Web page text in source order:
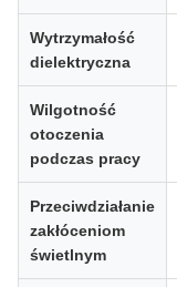
Wytrzymałość
dielektryczna
Wilgotność
otoczenia
podczas pracy
Przeciwdziałanie
zakłóceniom
świetlnym